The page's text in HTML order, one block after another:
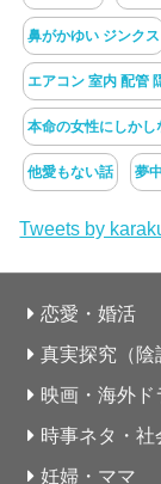
鼻がかゆい ジンクス
エアコン 室内 配管
本命の女性にしかし
他愛もない話 夢
Tweets by
恋愛・婚活
真実探究（陰
映画・海外
時事ネタ・社
妊婦・ママ